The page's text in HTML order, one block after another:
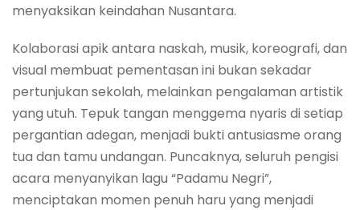
menyaksikan keindahan Nusantara.
Kolaborasi apik antara naskah, musik, koreografi, dan
visual membuat pementasan ini bukan sekadar
pertunjukan sekolah, melainkan pengalaman artistik
yang utuh. Tepuk tangan menggema nyaris di setiap
pergantian adegan, menjadi bukti antusiasme orang
tua dan tamu undangan. Puncaknya, seluruh pengisi
acara menyanyikan lagu “Padamu Negri”,
menciptakan momen penuh haru yang menjadi